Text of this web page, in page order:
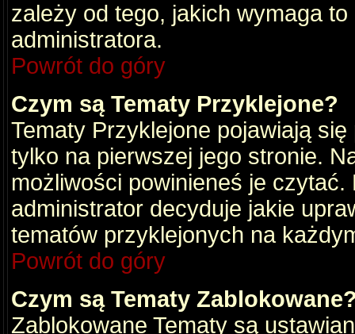
zależy od tego, jakich wymaga
administratora.
Powrót do góry
Czym są Tematy Przyklejone?
Tematy Przyklejone pojawiają
tylko na pierwszej jego stronie.
możliwości powinieneś je czytać.
administrator decyduje jakie
tematów przyklejonych na
Powrót do góry
Czym są Tematy
Zablokowane Tematy są